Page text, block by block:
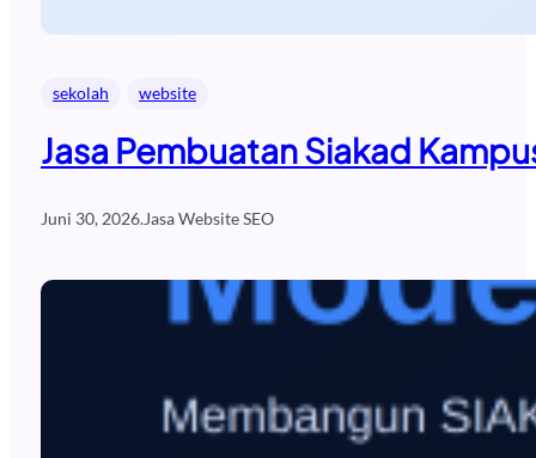
sekolah website
Jasa Pembuatan Siakad
Juni 30, 2026.Jasa Website SEO